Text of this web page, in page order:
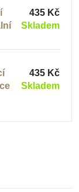
435 Kč
Skladem
435 Kč
Skladem